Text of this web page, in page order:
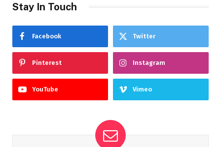
Stay In Touch
Facebook Twitter
Pinterest Instagram
YouTube Vimeo